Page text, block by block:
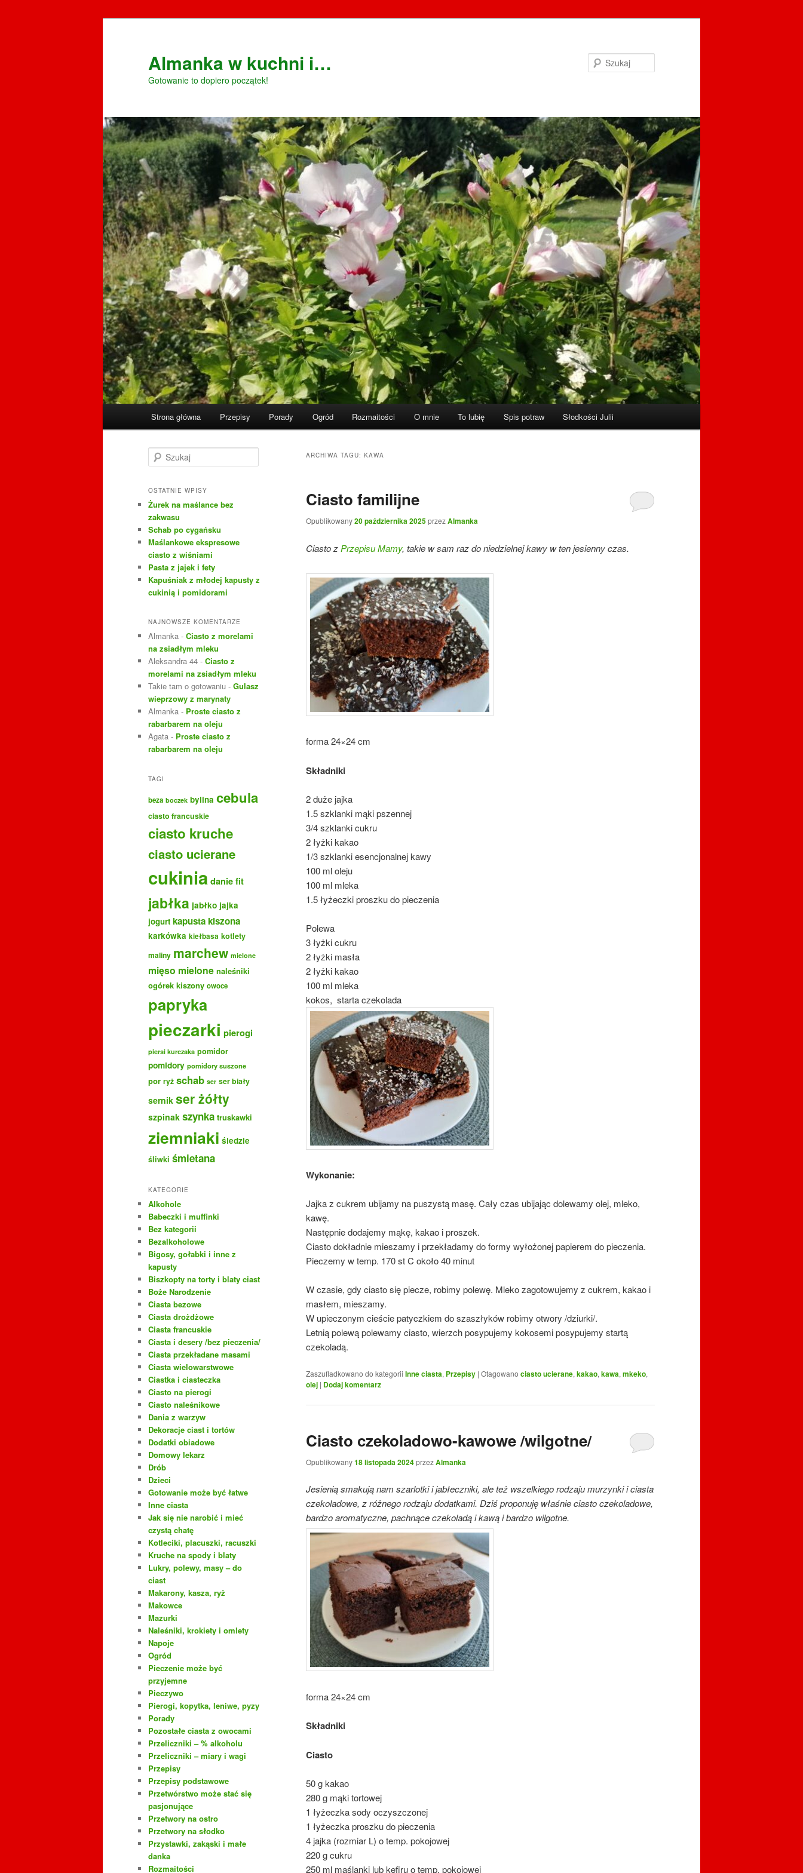
Almanka w kuchni i…
Gotowanie to dopiero początek!
Strona główna Przepisy Porady Ogród Rozmaitości O mnie To lubię Spis potraw Słodkości Julii
ARCHIWA TAGU: KAWA
Ciasto familijne
Opublikowany20 października 2025przezAlmanka
Ciasto z Przepisu Mamy, takie w sam raz do niedzielnej kawy w ten jesienny czas.
forma 24×24 cm
Składniki
2 duże jajka
1.5 szklanki mąki pszennej
3/4 szklanki cukru
2 łyżki kakao
1/3 szklanki esencjonalnej kawy
100 ml oleju
100 ml mleka
1.5 łyżeczki proszku do pieczenia
Polewa
3 łyżki cukru
2 łyżki masła
2 łyżki kakao
100 ml mleka
kokos, starta czekolada
Wykonanie:
Jajka z cukrem ubijamy na puszystą masę. Cały czas ubijając dolewamy olej, mleko,
kawę.
Następnie dodajemy mąkę, kakao i proszek.
Ciasto dokładnie mieszamy i przekładamy do formy wyłożonej papierem do pieczenia.
Pieczemy w temp. 170 st C około 40 minut
W czasie, gdy ciasto się piecze, robimy polewę. Mleko zagotowujemy z cukrem, kakao i
masłem, mieszamy.
W upieczonym cieście patyczkiem do szaszłyków robimy otwory /dziurki/.
Letnią polewą polewamy ciasto, wierzch posypujemy kokosemi posypujemy startą
czekoladą.
Zaszufladkowano do kategorii Inne ciasta, Przepisy | Otagowano ciasto ucierane,kakao,kawa,mkeko,
olej | Dodaj komentarz
Ciasto czekoladowo-kawowe /wilgotne/
Opublikowany18 listopada 2024przezAlmanka
Jesienią smakują nam szarlotki i jabłeczniki, ale też wszelkiego rodzaju murzynki i ciasta
czekoladowe, z różnego rodzaju dodatkami. Dziś proponuję właśnie ciasto czekoladowe,
bardzo aromatyczne, pachnące czekoladą i kawą i bardzo wilgotne.
forma 24×24 cm
Składniki
Ciasto
50 g kakao
280 g mąki tortowej
1 łyżeczka sody oczyszczonej
1 łyżeczka proszku do pieczenia
4 jajka (rozmiar L) o temp. pokojowej
220 g cukru
250 ml maślanki lub kefiru o temp. pokojowej
z
k
a
j
OSTATNIE WPISY
Żurek na maślance bez
zakwasu
Schab po cygańsku
Maślankowe ekspresowe
ciasto z wiśniami
Pasta z jajek i fety
Kapuśniak z młodej kapusty z
cukinią i pomidorami
NAJNOWSZE KOMENTARZE
Almanka - Ciasto z morelami
na zsiadłym mleku
Aleksandra 44 - Ciasto z
morelami na zsiadłym mleku
Takie tam o gotowaniu - Gulasz
wieprzowy z marynaty
Almanka - Proste ciasto z
rabarbarem na oleju
Agata - Proste ciasto z
rabarbarem na oleju
TAGI
beza boczek bylina cebula
ciasto francuskie
ciasto kruche
ciasto ucierane
cukiniadanie fit
jabłka jabłko jajka
jogurt kapusta kiszona
karkówka kiełbasa kotlety
maliny marchew mielone
mięso mielone naleśniki
ogórek kiszony owoce
papryka
pieczarki pierogi
piersi kurczaka pomidor
pomidory pomidory suszone
por ryż schab ser ser biały
sernik ser żółty
szpinak szynka truskawki
ziemniaki śledzie
śliwki śmietana
KATEGORIE
Alkohole
Babeczki i muffinki
Bez kategorii
Bezalkoholowe
Bigosy, gołabki i inne z
kapusty
Biszkopty na torty i blaty ciast
Boże Narodzenie
Ciasta bezowe
Ciasta drożdżowe
Ciasta francuskie
Ciasta i desery /bez pieczenia/
Ciasta przekładane masami
Ciasta wielowarstwowe
Ciastka i ciasteczka
Ciasto na pierogi
Ciasto naleśnikowe
Dania z warzyw
Dekoracje ciast i tortów
Dodatki obiadowe
Domowy lekarz
Drób
Dzieci
Gotowanie może być łatwe
Inne ciasta
Jak się nie narobić i mieć
czystą chatę
Kotleciki, placuszki, racuszki
Kruche na spody i blaty
Lukry, polewy, masy – do
ciast
Makarony, kasza, ryż
Makowce
Mazurki
Naleśniki, krokiety i omlety
Napoje
Ogród
Pieczenie może być
przyjemne
Pieczywo
Pierogi, kopytka, leniwe, pyzy
Porady
Pozostałe ciasta z owocami
Przeliczniki – % alkoholu
Przeliczniki – miary i wagi
Przepisy
Przepisy podstawowe
Przetwórstwo może stać się
pasjonujące
Przetwory na ostro
Przetwory na słodko
Przystawki, zakąski i małe
danka
Rozmaitości